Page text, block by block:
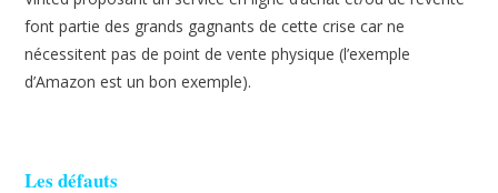
font partie des grands gagnants de cette crise car ne
nécessitent pas de point de vente physique (l’exemple
d’Amazon est un bon exemple).
Les défauts